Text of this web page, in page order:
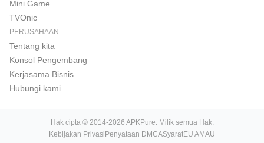
Mini Game
TVOnic
PERUSAHAAN
Tentang kita
Konsol Pengembang
Kerjasama Bisnis
Hubungi kami
Hak cipta © 2014-2026 APKPure. Milik semua Hak.
Kebijakan Privasi Penyataan DMCASyaratEU AMAU